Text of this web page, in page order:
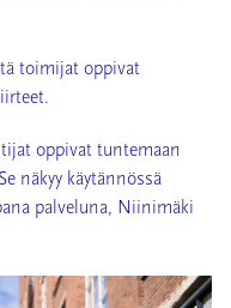
toimijat oppivat
oppivat tuntemaan
näkyy käytännössä
palveluna, Niinimäki